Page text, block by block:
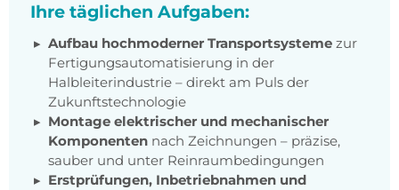
Ihre täglichen Aufgaben:
Aufbau hochmoderner Transportsysteme zur
Fertigungsautomatisierung in der
Halbleiterindustrie – direkt am Puls der
Zukunftstechnologie
Montage elektrischer und mechanischer
Komponenten nach Zeichnungen – präzise,
sauber und unter Reinraumbedingungen
Erstprüfungen, Inbetriebnahmen und